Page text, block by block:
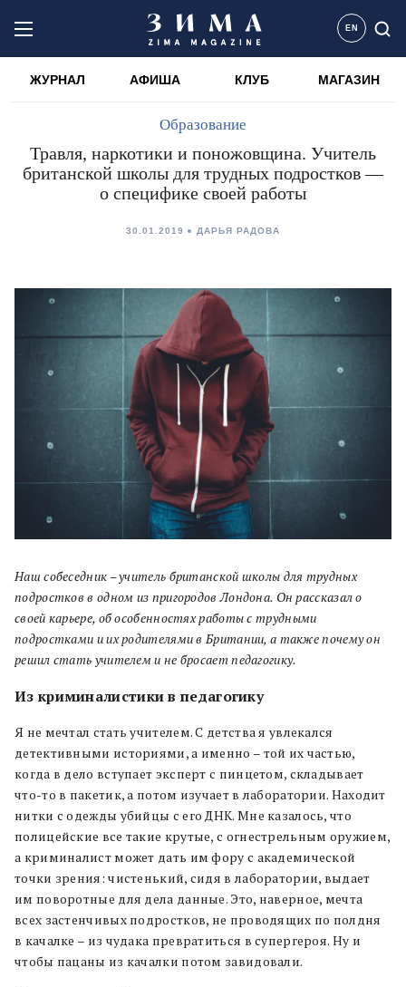
EN
ЖУРНАЛ АФИША КЛУБ МАГАЗИН
Образование
Травля, наркотики и поножовщина. Учитель
британской школы для трудных подростков —
о специфике своей работы
30.01.2019 ДАРЬЯ РАДОВА
Наш собеседник – учитель британской школы для трудных
подростков в одном из пригородов Лондона. Он рассказал о
своей карьере, об особенностях работы с трудными
подростками и их родителями в Британии, а также почему он
решил стать учителем и не бросает педагогику.
Из криминалистики в педагогику
Я не мечтал стать учителем. С детства я увлекался
детективными историями, а именно – той их частью,
когда в дело вступает эксперт с пинцетом, складывает
что-то в пакетик, а потом изучает в лаборатории. Находит
нитки с одежды убийцы с его ДНК. Мне казалось, что
полицейские все такие крутые, с огнестрельным оружием,
а криминалист может дать им фору с академической
точки зрения: чистенький, сидя в лаборатории, выдает
им поворотные для дела данные. Это, наверное, мечта
всех застенчивых подростков, не проводящих по полдня
в качалке – из чудака превратиться в супергероя. Ну и
чтобы пацаны из качалки потом завидовали.